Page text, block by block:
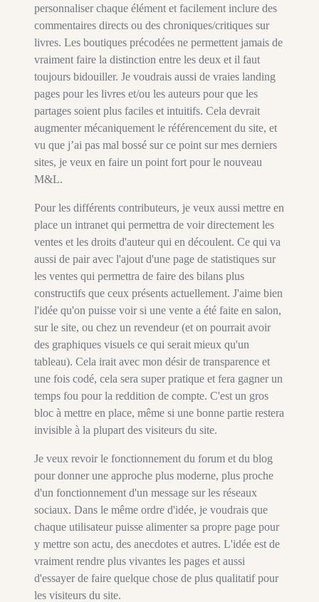
personnaliser chaque élément et facilement inclure des
commentaires directs ou des chroniques/critiques sur
livres. Les boutiques précodées ne permettent jamais de
vraiment faire la distinction entre les deux et il faut
toujours bidouiller. Je voudrais aussi de vraies landing
pages pour les livres et/ou les auteurs pour que les
partages soient plus faciles et intuitifs. Cela devrait
augmenter mécaniquement le référencement du site, et
vu que j’ai pas mal bossé sur ce point sur mes derniers
sites, je veux en faire un point fort pour le nouveau
M&L.
Pour les différents contributeurs, je veux aussi mettre en
place un intranet qui permettra de voir directement les
ventes et les droits d'auteur qui en découlent. Ce qui va
aussi de pair avec l'ajout d'une page de statistiques sur
les ventes qui permettra de faire des bilans plus
constructifs que ceux présents actuellement. J'aime bien
l'idée qu'on puisse voir si une vente a été faite en salon,
sur le site, ou chez un revendeur (et on pourrait avoir
des graphiques visuels ce qui serait mieux qu'un
tableau). Cela irait avec mon désir de transparence et
une fois codé, cela sera super pratique et fera gagner un
temps fou pour la reddition de compte. C'est un gros
bloc à mettre en place, même si une bonne partie restera
invisible à la plupart des visiteurs du site.
Je veux revoir le fonctionnement du forum et du blog
pour donner une approche plus moderne, plus proche
d'un fonctionnement d'un message sur les réseaux
sociaux. Dans le même ordre d'idée, je voudrais que
chaque utilisateur puisse alimenter sa propre page pour
y mettre son actu, des anecdotes et autres. L'idée est de
vraiment rendre plus vivantes les pages et aussi
d'essayer de faire quelque chose de plus qualitatif pour
les visiteurs du site.